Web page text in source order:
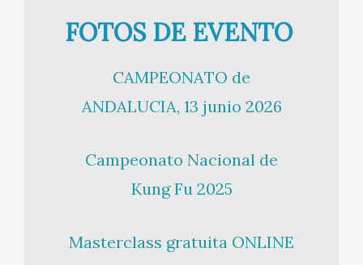
FOTOS DE EVENTO
CAMPEONATO de
ANDALUCIA, 13 junio 2026
Campeonato Nacional de
Kung Fu 2025
Masterclass gratuita ONLINE